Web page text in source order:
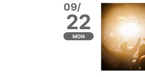
09/
22
MON